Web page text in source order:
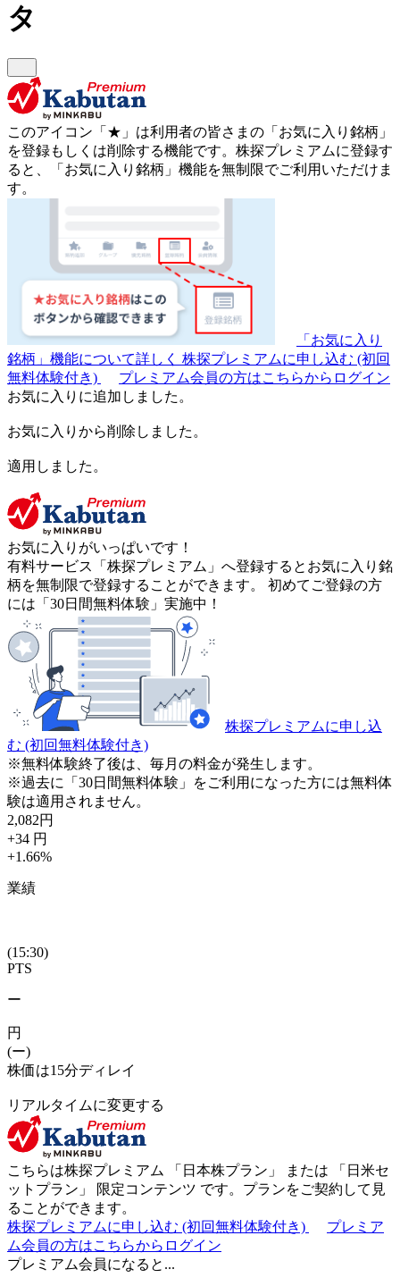
タ
このアイコン 「★」 は利用者の皆さまの 「お気に入り銘柄」
を登録もしくは削除する機能です。 株探プレミアムに登録す
ると、「お気に入り銘柄」機能を無制限でご利用いただけま
す。
「お気に入り
銘柄」機能について詳しく 株探プレミアムに申し込む (初回
無料体験付き)
プレミアム会員の方はこちらからログイン
お気に入りに追加しました。
お気に入りから削除しました。
適用しました。
お気に入りがいっぱいです！
有料サービス「株探プレミアム」へ登録するとお気に入り銘
柄を無制限で登録することができます。 初めてご登録の方
には「30日間無料体験」実施中！
株探プレミアムに申し込
む (初回無料体験付き)
※無料体験終了後は、毎月の料金が発生します。
※過去に「30日間無料体験」をご利用になった方には無料体
験は適用されません。
2,082円
+34 円
+1.66%
業績
(15:30)
PTS
ー
円
(ー)
株価は15分ディレイ
リアルタイムに変更する
こちらは株探プレミアム 「 日本株プラン 」 または 「 日米セ
ットプラン 」 限定コンテンツ です。プランをご契約して見
ることができます。
株探プレミアムに申し込む (初回無料体験付き)
プレミア
ム会員の方はこちらからログイン
プレミアム会員になると...